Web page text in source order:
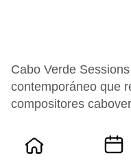
Cabo Verde
contemporáneo que
compositores